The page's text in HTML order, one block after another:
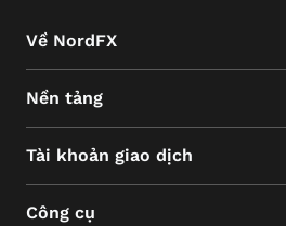
Về NordFX
Nền tảng
Tài khoản giao dịch
Công cụ